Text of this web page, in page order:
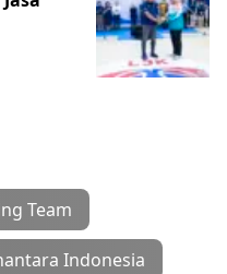
Team
Indonesia